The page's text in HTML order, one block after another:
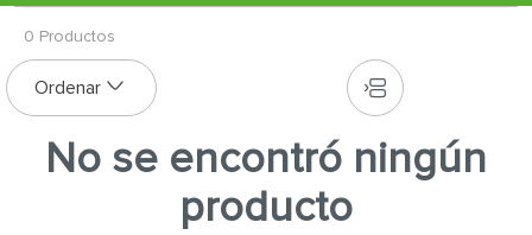
0 Productos
No se encontró ningún
producto
2.
ceramica
baldosa
cerradura
6.
fachaleta
7.
inodoro